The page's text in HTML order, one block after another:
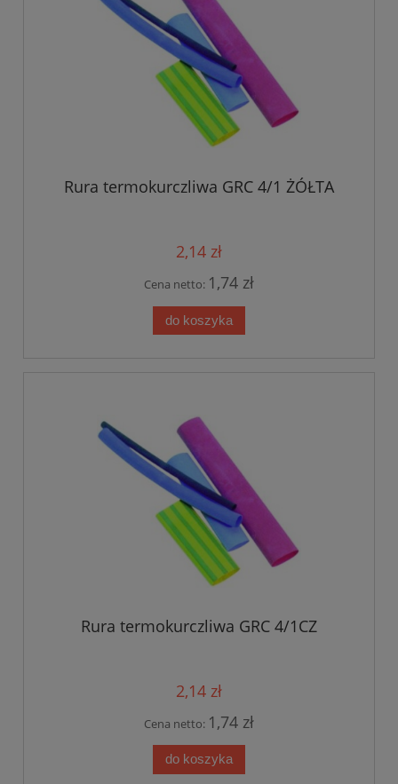
Rura termokurczliwa GRC 4/1 ŻÓŁTA
2,14 zł
Cena netto: 1,74 zł
do koszyka
Rura termokurczliwa GRC 4/1CZ
2,14 zł
Cena netto: 1,74 zł
do koszyka